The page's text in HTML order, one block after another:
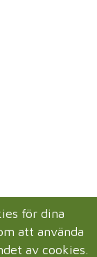
för dina
att använda
av cookies.